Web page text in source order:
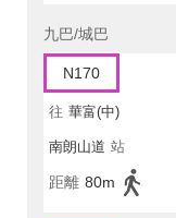
九巴/城巴
N170
往 華富(中)
南朗山道 站
距離 80m